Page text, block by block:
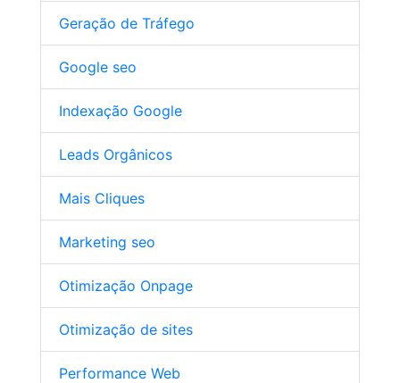
Geração de Tráfego
Google seo
Indexação Google
Leads Orgânicos
Mais Cliques
Marketing seo
Otimização Onpage
Otimização de sites
Performance Web